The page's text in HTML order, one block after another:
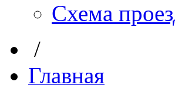
Схема
/
Главная